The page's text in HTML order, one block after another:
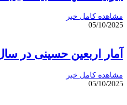
مشاهده کامل خبر
05/10/2025
آمار اربعین حسینی در سال
مشاهده کامل خبر
05/10/2025